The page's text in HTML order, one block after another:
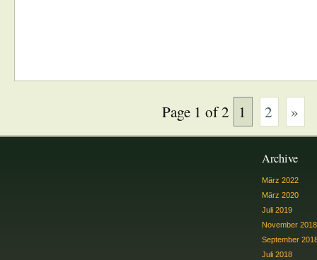
Page 1 of 2 1 2 »
Archive
März 2022
März 2020
Juli 2019
November 2018
September
Juli 2018